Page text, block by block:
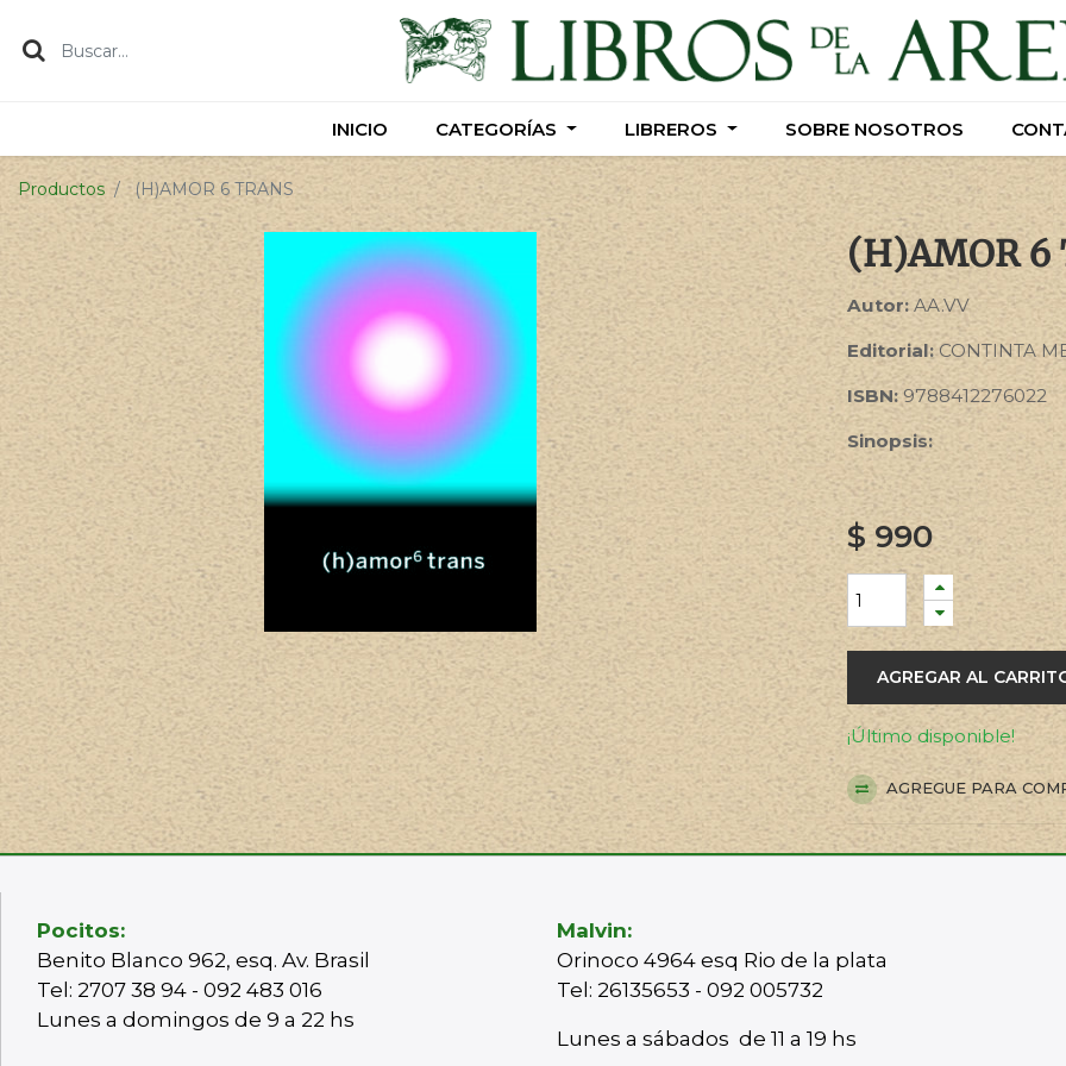
INICIO CATEGORÍAS LIBREROS SOBRE NOSOTROS
INICIO CATEGORÍAS LIBREROS SOBRE NOSOTROS
Productos (H)AMOR 6 TRANS
(H)AMOR 6
Autor: AA.VV
Editorial:CONTINTA
ISBN: 9788412276022
Sinopsis:
$990
AGREGAR AL
¡Último disponible!
AGREGUE PARA
Pocitos:
Benito Blanco 962, esq. Av. Brasil
Tel: 2707 38 94 - 092 483 016
Lunes a domingos de 9 a 22 hs
Malvin:
Orinoco 4964 esq Rio de la plata
Tel: 26135653 - 092 005732
Lunes a sábados de 11 a 19 hs